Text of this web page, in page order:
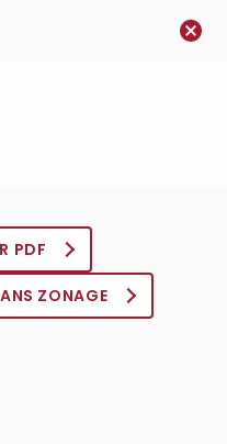
PDF
ZONAGE